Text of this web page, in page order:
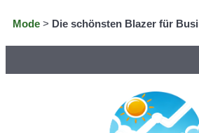
Mode > Die schönsten Blazer für